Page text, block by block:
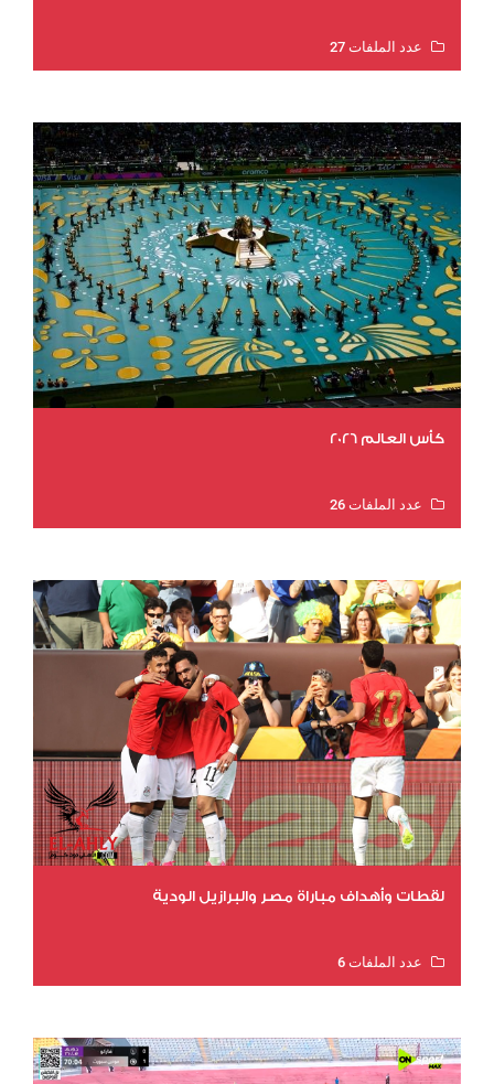
عدد الملفات 27
كأس العالم 2026
عدد الملفات 26
لقطات وأهداف مباراة مصر والبرازيل الودية
عدد الملفات 6